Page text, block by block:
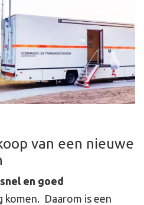
van een nieuwe
snel en goed
komen. Daarom is een